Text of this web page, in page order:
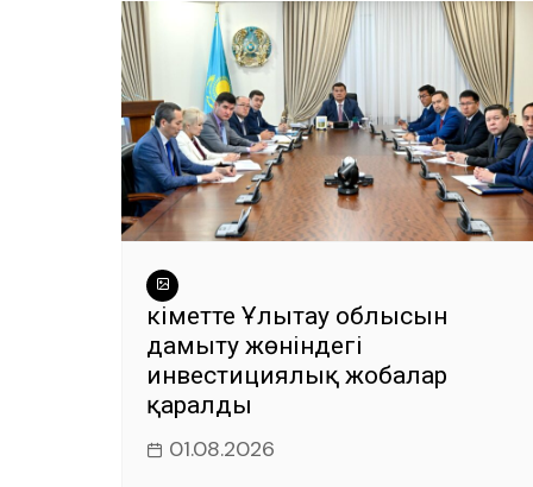
Үкіметте Ұлытау облысын
дамыту жөніндегі
инвестициялық жобалар
қаралды
01.08.2026